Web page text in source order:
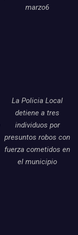
marzo6
La Policia Local
detiene a tres
individuos por
presuntos robos con
fuerza cometidos en
el municipio